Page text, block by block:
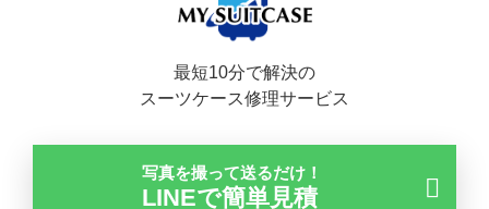
最短10分で解決の
スーツケース修理サービス
写真を撮って送るだけ！
LINEで簡単見積